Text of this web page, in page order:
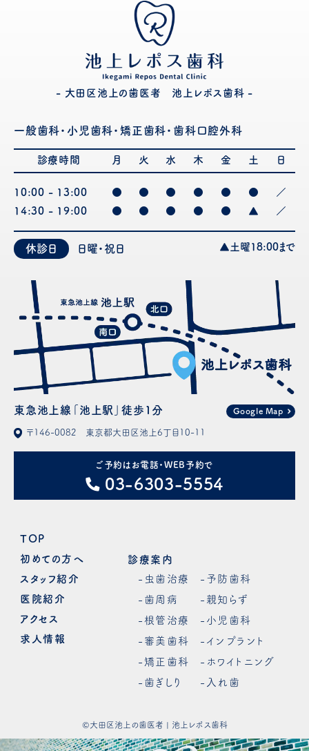
- 大田区池上の歯医者 池上レポス歯科 -
⼀般⻭科・⼩児⻭科・矯正⻭科・⻭科⼝腔外科
診療時間 月 火 水 木 金 土 日
10:00 - 13:00 ● ● ● ● ● ●
／
14:30 - 19:00
● ● ● ● ● ▲ ／
休診日 日曜・祝日 ▲土曜18:00まで
東急池上線「池上駅」徒歩1分 Google Map
〒146-0082 東京都⼤⽥区池上6丁⽬10-11
ご予約はお電話・WEB予約で
03-6303-5554
TOP
初めての方へ
スタッフ紹介
医院紹介
アクセス
求人情報
診療案内
-虫歯治療
-予防歯科
-歯周病
-親知らず
-根管治療
-小児歯科
-審美歯科
-インプラント
-矯正歯科
-ホワイトニング
-歯ぎしり
-入れ歯
©大田区池上の歯医者 | 池上レポス歯科